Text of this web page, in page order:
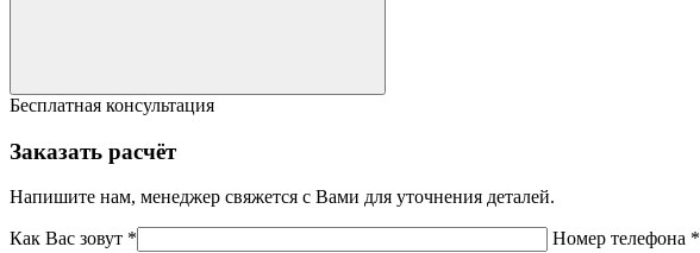
Бесплатная консультация
Заказать расчёт
Напишите нам, менеджер свяжется с Вами для уточнения деталей.
Как Вас зовут *
Номер телефона *